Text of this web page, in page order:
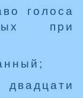
голоса
при